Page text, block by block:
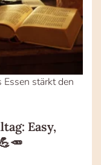
stärkt den
Easy,